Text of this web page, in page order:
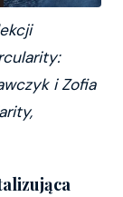
i Zofia